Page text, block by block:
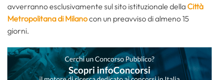
avverranno esclusivamente sul sito istituzionale dellaCittà
Metropolitana di Milanocon un preavviso di almeno 15
giorni.